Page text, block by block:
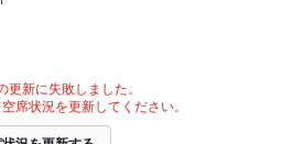
更新に失敗しました。
席状況を更新してください。